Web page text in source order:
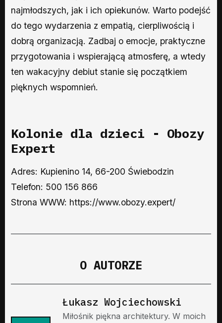
najmłodszych, jak i ich opiekunów. Warto podejść
do tego wydarzenia z empatią, cierpliwością i
dobrą organizacją. Zadbaj o emocje, praktyczne
przygotowania i wspierającą atmosferę, a wtedy
ten wakacyjny debiut stanie się początkiem
pięknych wspomnień.
Kolonie dla dzieci - Obozy
Expert
Adres: Kupienino 14, 66-200 Świebodzin
Telefon: 500 156 866
Strona WWW: https://www.obozy.expert/
O AUTORZE
Łukasz Wojciechowski
Miłośnik piękna architektury. W moich